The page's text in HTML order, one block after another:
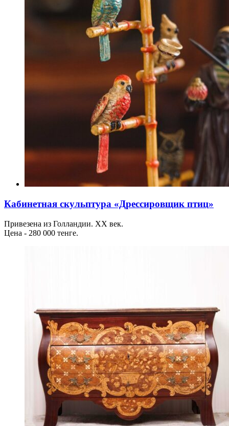
Кабинетная скульптура «Дрессировщик птиц»
Привезена из Голландии. ХХ век.
Цена - 280 000 тенге.